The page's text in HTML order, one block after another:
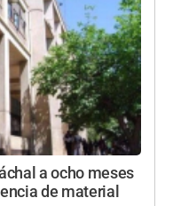
a ocho meses
de material